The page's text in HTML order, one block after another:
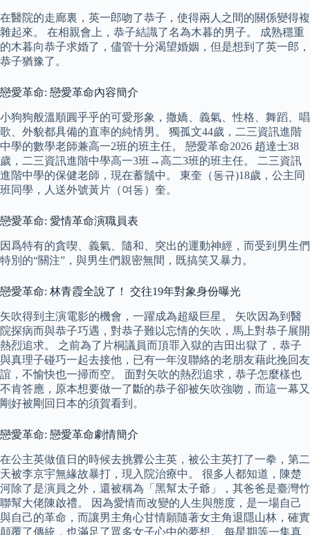
在醫院的走廊裏，英一郎吻了恭子，使得兩人之間的關係變得複
雜起來。 在相親會上，恭子結識了名為木暮的男子。 成熟穩重
的木暮向恭子求婚了，儘管十分渴望婚姻，但是想到了英一郎，
恭子猶豫了。
戀愛革命: 戀愛革命內容簡介
小狗狗般溫順圓乎乎的可愛形象，撒嬌、義氣、性格、舞蹈、唱
歌、外貌都具備的直率的純情男。 獨孤文44歲，二三資訊進階
中學的數學老師兼高一2班的班主任。 戀愛革命2026 趙達士38
歲，二三資訊進階中學高一3班→高二3班的班主任。 二三資訊
進階中學的保健老師，現在蓄鬚中。 東奎（동규)18歲，公主同
班同學，人送外號黃片（여동）奎。
戀愛革命: 愛情革命演職員表
因爲特有的貪喫、義氣、隨和、突出的運動神經，而受到男生們
特別的“關注”，與男生們親密無間，既搞笑又暴力。
戀愛革命: 林青霞全說了！ 交往19年對象身份曝光
矢吹得到主演電影的機會，一躍成為超級巨星。 矢吹因為到醫
院探病而與恭子巧遇，對恭子難以忘情的矢吹，馬上對恭子展開
熱烈追求。 之前為了片桐議員而頂罪入獄的吉田出獄了，恭子
與真理子碰巧一起去接他，已有一年沒聯絡的老朋友藉此挽回友
誼，不愉快也一掃而空。 面對矢吹的熱烈追求，恭子怎麼樣也
不肯答應，原本想要做一了斷的恭子卻被矢吹強吻，而這一幕又
剛好被剛回日本的須賀看到。
戀愛革命: 戀愛革命劇情簡介
在公主英做值日的時候去挑釁公主英，被公主英打了一拳，第二
天被李京宇無緣故暴打，現入院治療中。 很多人都知道，陳楚
河除了是演員之外，還被稱為「黑幫太子爺」，其爸爸是臺灣竹
聯幫大佬陳啟禮。 因為愛情而改變的人生與態度，是一場自己
與自己的革命，而讓男主角心甘情願隨著女主角退隱山林，確實
顛覆了傳統，也滿足了眾多女子心中的夢想。 每星期等一集真